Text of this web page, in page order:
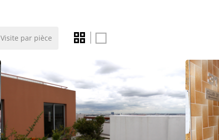
Visite par pièce